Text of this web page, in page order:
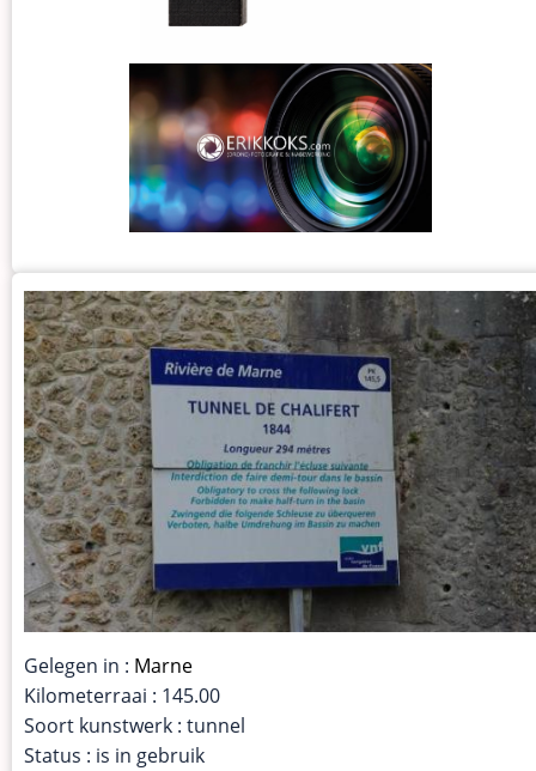
Gelegen in : Marne
Kilometerraai : 145.00
Soort kunstwerk : tunnel
Status : is in gebruik